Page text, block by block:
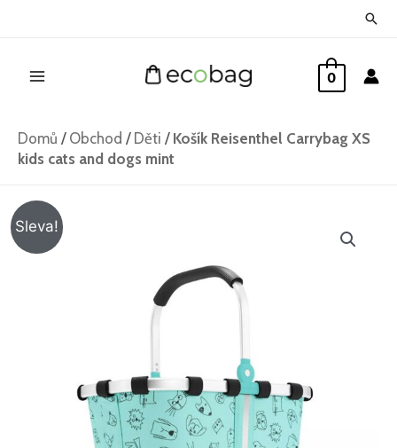
0
Domů / Obchod / Děti / Košík Reisenthel Carrybag XS
kids cats and dogs mint
Sleva!
775 Kč.
je:
675 Kč.
Košík
Reisenthel